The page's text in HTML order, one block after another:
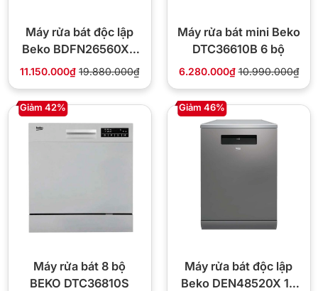
Máy rửa bát độc lập
Beko BDFN26560XC
15 bộ
11.150.000₫ 19.880.000₫
Máy rửa bát mini Beko
DTC36610B 6 bộ
6.280.000₫ 10.990.000₫
Giảm 42%
Máy rửa bát 8 bộ
BEKO DTC36810S
Giảm 46%
Máy rửa bát độc lập
Beko DEN48520X 15